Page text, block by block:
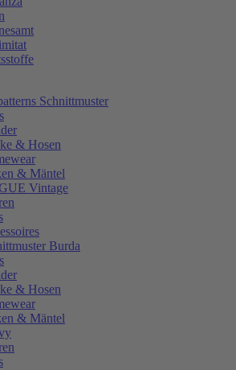
Schnittmuster
& Hosen
& Mäntel
Vintage
Burda
& Hosen
& Mäntel